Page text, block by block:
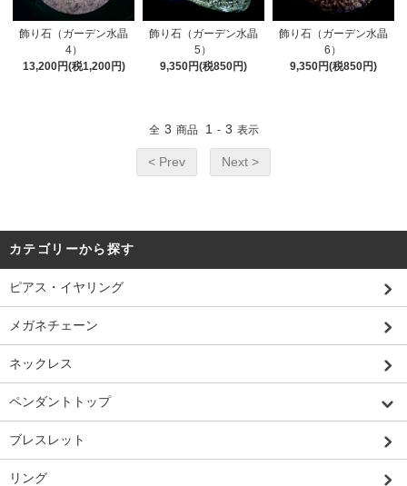
飾り石（ガーデン水晶
4）
13,200円(税1,200円)
飾り石（ガーデン水晶
5）
9,350円(税850円)
飾り石（ガーデン水晶
6）
9,350円(税850円)
全 3 商品 1 - 3 表示
< Prev Next >
カテゴリーから探す
ピアス・イヤリング
メガネチェーン
ネックレス
ペンダントトップ
ブレスレット
リング